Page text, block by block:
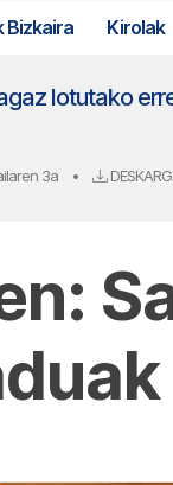
Bizkaira Kirolak
lotutako
3a •